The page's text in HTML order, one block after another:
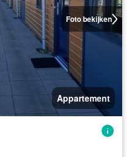
Foto bekijken
Appartement